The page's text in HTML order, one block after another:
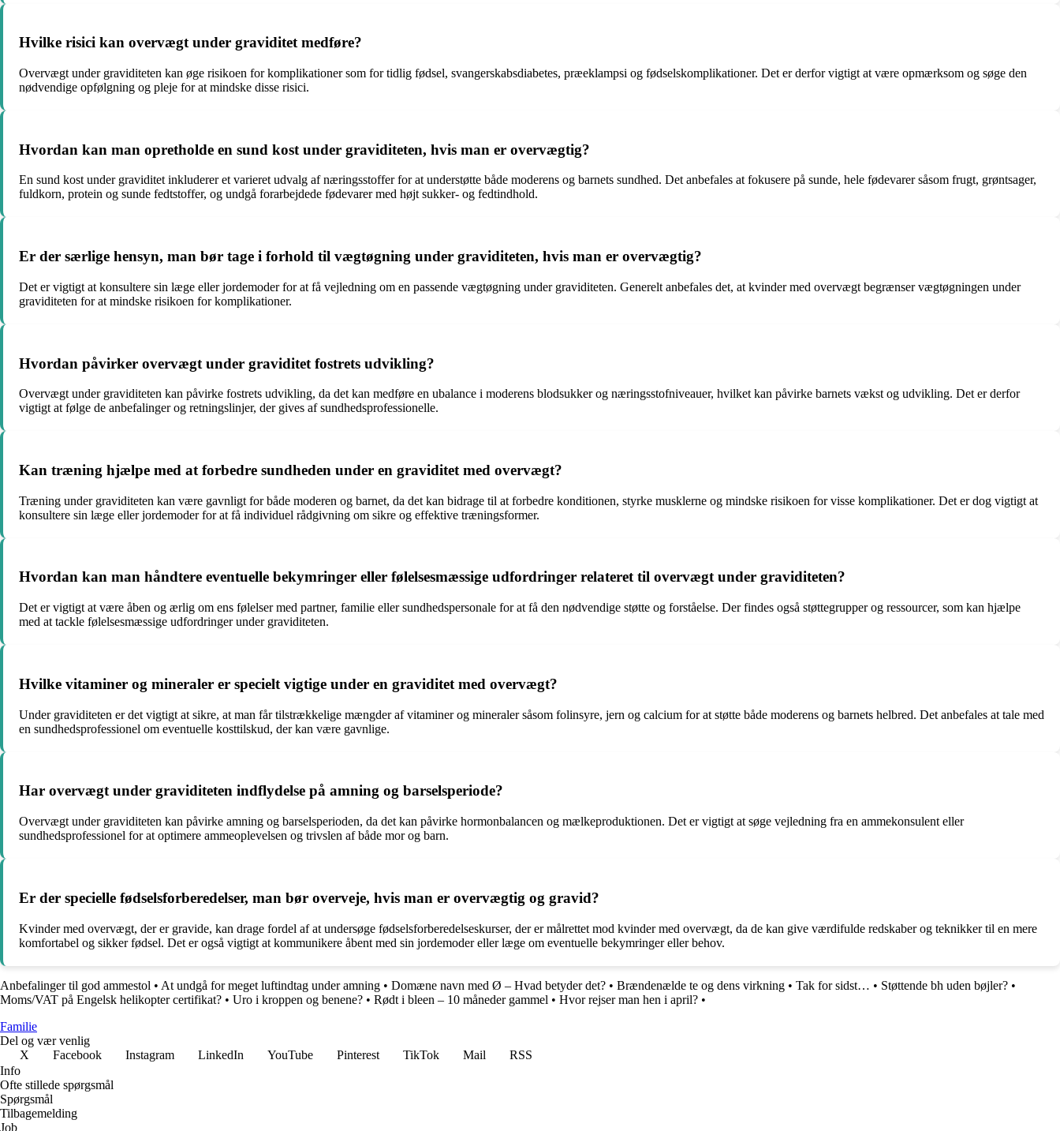
Hvilke risici kan overvægt under graviditet medføre?
Overvægt under graviditeten kan øge risikoen for komplikationer som for tidlig fødsel, svangerskabsdiabetes, præeklampsi og fødselskomplikationer. Det er derfor vigtigt at være opmærksom og søge den
nødvendige opfølgning og pleje for at mindske disse risici.
Hvordan kan man opretholde en sund kost under graviditeten, hvis man er overvægtig?
En sund kost under graviditet inkluderer et varieret udvalg af næringsstoffer for at understøtte både moderens og barnets sundhed. Det anbefales at fokusere på sunde, hele fødevarer såsom frugt, grøntsager,
fuldkorn, protein og sunde fedtstoffer, og undgå forarbejdede fødevarer med højt sukker- og fedtindhold.
Er der særlige hensyn, man bør tage i forhold til vægtøgning under graviditeten, hvis man er overvægtig?
Det er vigtigt at konsultere sin læge eller jordemoder for at få vejledning om en passende vægtøgning under graviditeten. Generelt anbefales det, at kvinder med overvægt begrænser vægtøgningen under
graviditeten for at mindske risikoen for komplikationer.
Hvordan påvirker overvægt under graviditet fostrets udvikling?
Overvægt under graviditeten kan påvirke fostrets udvikling, da det kan medføre en ubalance i moderens blodsukker og næringsstofniveauer, hvilket kan påvirke barnets vækst og udvikling. Det er derfor
vigtigt at følge de anbefalinger og retningslinjer, der gives af sundhedsprofessionelle.
Kan træning hjælpe med at forbedre sundheden under en graviditet med overvægt?
Træning under graviditeten kan være gavnligt for både moderen og barnet, da det kan bidrage til at forbedre konditionen, styrke musklerne og mindske risikoen for visse komplikationer. Det er dog vigtigt at
konsultere sin læge eller jordemoder for at få individuel rådgivning om sikre og effektive træningsformer.
Hvordan kan man håndtere eventuelle bekymringer eller følelsesmæssige udfordringer relateret til overvægt under graviditeten?
Det er vigtigt at være åben og ærlig om ens følelser med partner, familie eller sundhedspersonale for at få den nødvendige støtte og forståelse. Der findes også støttegrupper og ressourcer, som kan hjælpe
med at tackle følelsesmæssige udfordringer under graviditeten.
Hvilke vitaminer og mineraler er specielt vigtige under en graviditet med overvægt?
Under graviditeten er det vigtigt at sikre, at man får tilstrækkelige mængder af vitaminer og mineraler såsom folinsyre, jern og calcium for at støtte både moderens og barnets helbred. Det anbefales at tale med
en sundhedsprofessionel om eventuelle kosttilskud, der kan være gavnlige.
Har overvægt under graviditeten indflydelse på amning og barselsperiode?
Overvægt under graviditeten kan påvirke amning og barselsperioden, da det kan påvirke hormonbalancen og mælkeproduktionen. Det er vigtigt at søge vejledning fra en ammekonsulent eller
sundhedsprofessionel for at optimere ammeoplevelsen og trivslen af både mor og barn.
Er der specielle fødselsforberedelser, man bør overveje, hvis man er overvægtig og gravid?
Kvinder med overvægt, der er gravide, kan drage fordel af at undersøge fødselsforberedelseskurser, der er målrettet mod kvinder med overvægt, da de kan give værdifulde redskaber og teknikker til en mere
komfortabel og sikker fødsel. Det er også vigtigt at kommunikere åbent med sin jordemoder eller læge om eventuelle bekymringer eller behov.
Anbefalinger til god ammestol • At undgå for meget luftindtag under amning • Domæne navn med Ø – Hvad betyder det? • Brændenælde te og dens virkning • Tak for sidst… • Støttende bh uden bøjler? •
Moms/VAT på Engelsk helikopter certifikat? • Uro i kroppen og benene? • Rødt i bleen – 10 måneder gammel • Hvor rejser man hen i april? •
Familie
Del og vær venlig
X
Facebook Instagram LinkedIn YouTube Pinterest TikTok Mail
RSS
Info
Ofte stillede spørgsmål
Spørgsmål
Tilbagemelding
Job